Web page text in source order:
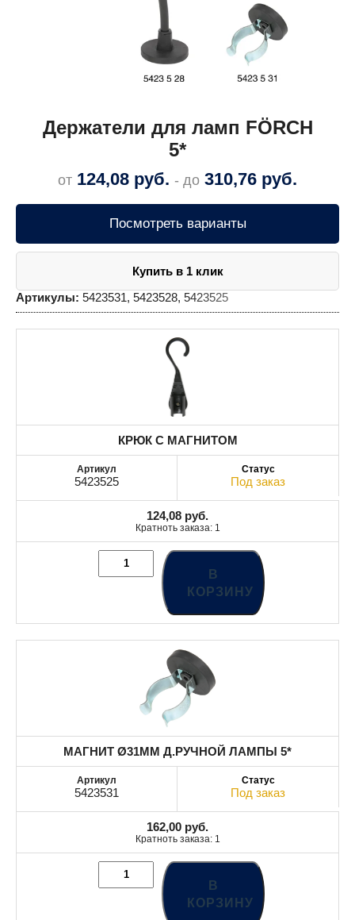
Держатели для ламп FÖRCH
5*
от 124,08 руб. - до 310,76 руб.
Посмотреть варианты
Купить в 1 клик
Артикулы: 5423531, 5423528, 5423525
КРЮК С МАГНИТОМ
5423525 Под заказ
124,08 руб.
Кратноть заказа: 1
В
КОРЗИНУ
МАГНИТ Ø31MM Д.РУЧНОЙ ЛАМПЫ 5*
5423531 Под заказ
162,00 руб.
Кратноть заказа: 1
В
КОРЗИНУ